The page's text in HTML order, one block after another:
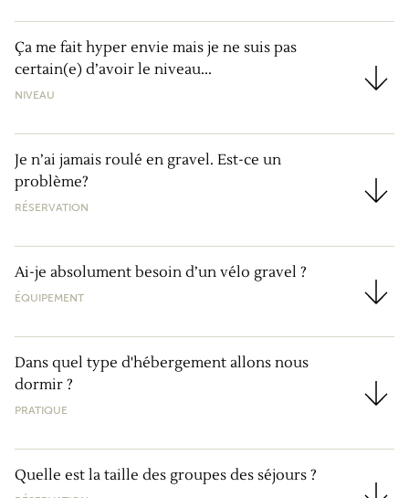
Ça me fait hyper envie mais je ne suis pas certain(e)
Ça me fait hyper envie mais je ne suis pas
certain(e) d’avoir le niveau...
NIVEAU
Je n’ai jamais roulé en gravel. Est-ce un problème?
Je n’ai jamais roulé en gravel. Est-ce un
problème?
RÉSERVATION
Ai-je absolument besoin d’un vélo gravel ?
Ai-je absolument besoin d’un vélo gravel ?
ÉQUIPEMENT
Dans quel type d'hébergement allons nous dormir ?
Dans quel type d'hébergement allons nous
dormir ?
PRATIQUE
Quelle est la taille des groupes des séjours ?